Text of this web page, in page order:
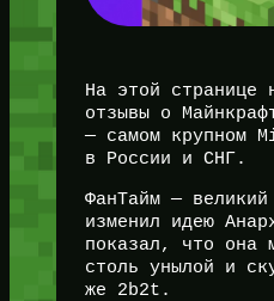
На этой странице
отзывы о
— самом крупном
в России и СНГ.
ФанТайм —
изменил идею
показал, что она
столь унылой и
же 2b2t.